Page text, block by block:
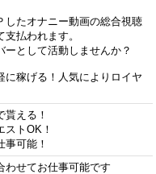
たオナニー動画の総合視聴
払われます。
として活動しませんか？
に稼げる！人気によりロイヤ
貰える！
ストOK！
事可能！
わせてお仕事可能です